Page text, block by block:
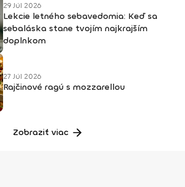
29 Júl 2026
Lekcie letného sebavedomia: Keď sa
sebaláska stane tvojím najkrajším
doplnkom
27 Júl 2026
Rajčinové ragú s mozzarellou
Zobraziť viac